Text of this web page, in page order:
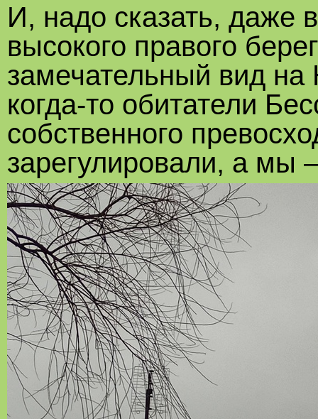
И, надо сказать, даже
высокого правого
замечательный вид на
когда-то обитатели
собственного
зарегулировали, а